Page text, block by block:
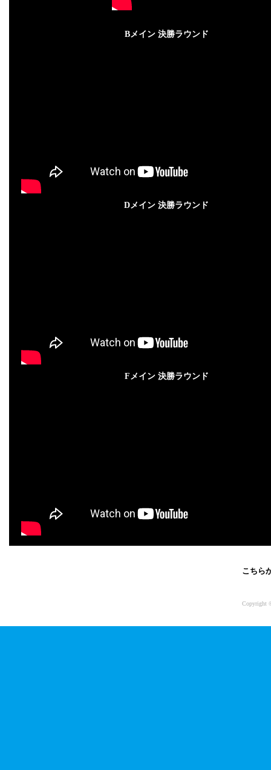
Bメイン 決勝ラウンド
Dメイン 決勝ラウンド
Fメイン 決勝ラウンド
こちら
Copyright